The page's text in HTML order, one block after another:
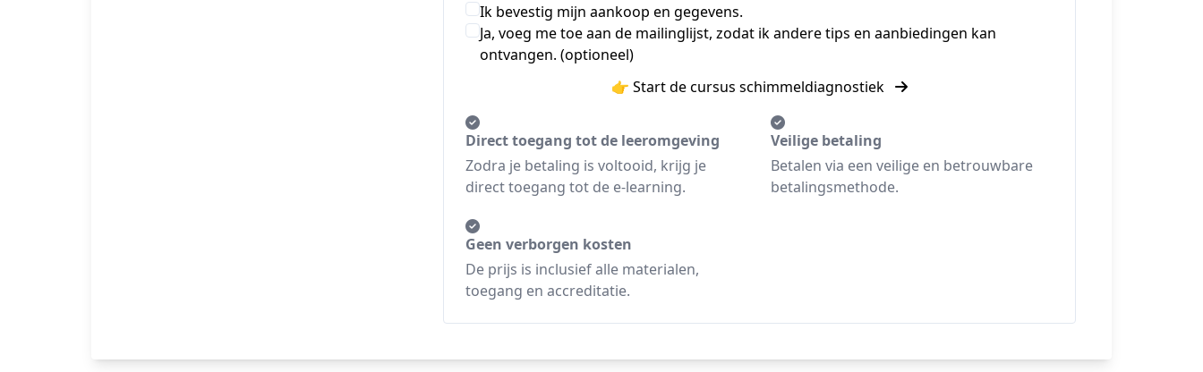
Ik bevestig mijn aankoop en gegevens.
Ja, voeg me toe aan de mailinglijst, zodat ik andere tips en aanbiedingen kan
ontvangen. (optioneel)
👉 Start de cursus schimmeldiagnostiek
Direct toegang tot de leeromgeving
Zodra je betaling is voltooid, krijg je
direct toegang tot de e-learning.
Veilige betaling
Betalen via een veilige en betrouwbare
betalingsmethode.
Geen verborgen kosten
De prijs is inclusief alle materialen,
toegang en accreditatie.